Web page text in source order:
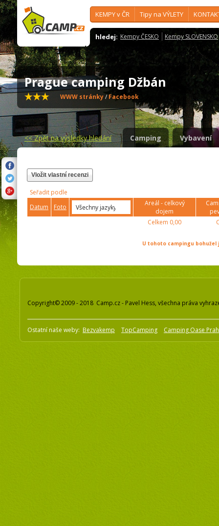
KEMPY v ČR Tipy na VÝLETY
hledej: Kempy ČESKO Kempy SLOVENSKO
Prague camping Džbán
WWW stránky/Facebook
<<Zpět na výsledky hledání Camping Vybavení
Vložit vlastní recenzi
Seřadit podle
Datum
Foto
Areál - celkový
dojem
Celkem 0,00
U tohoto campingu
Copyright© 2009 - 2018 Camp.cz - Pavel Hess, všechna práva
Ostatní naše weby: Bezvakemp TopCamping Camping Oase